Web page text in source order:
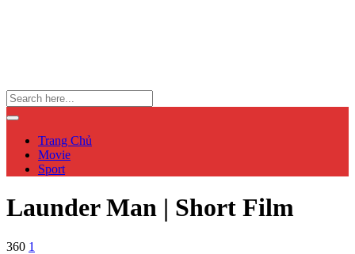
Trang Chủ
Movie
Sport
Launder Man | Short Film
360 1